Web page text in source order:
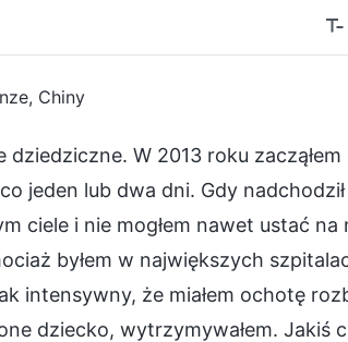
Chiny
W 2013 roku zacząłem
jeden lub dwa dni. Gdy
ciele i nie mogłem nawet ustać na
byłem w największych
intensywny, że miałem ochotę
dziecko, wytrzymywałem. Jakiś